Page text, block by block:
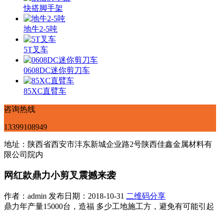
快搭脚手架
地牛2-5吨
5T叉车
0608DC迷你剪刀车
85XC直臂车
咨询热线
13399108949
地址：陕西省西安市沣东新城企业路2号陕西佳鑫金属材料有
限公司院内
网红款鼎力小剪叉震撼来袭
作者：admin 发布日期：2018-10-31 二维码分享
鼎力年产量15000台，造福 多少工地施工方，避免有可能引起